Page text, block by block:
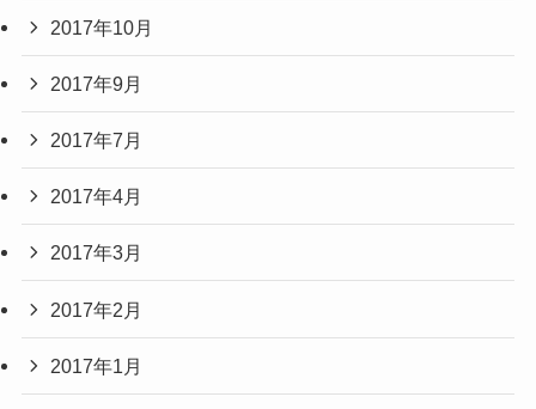
2017年10月
2017年9月
2017年7月
2017年4月
2017年3月
2017年2月
2017年1月